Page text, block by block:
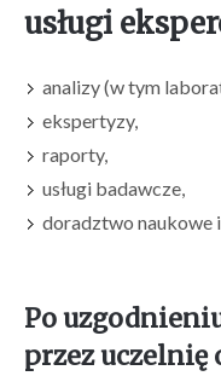
usługi
analizy (w tym
ekspertyzy,
raporty,
usługi badawcze,
doradztwo naukowe
Po
przez